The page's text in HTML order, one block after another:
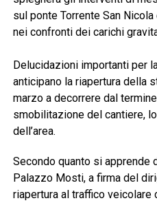
sul ponte Torrente San
nei confronti dei carichi
Delucidazioni importanti per
anticipano la riapertura della
marzo a decorrere dal
smobilitazione del cantiere,
dell’area.
Secondo quanto si apprende
Palazzo Mosti, a firma del
riapertura al traffico veicolare